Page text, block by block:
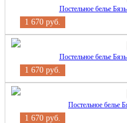
Постельное белье
1 670 руб.
Постельное белье
1 670 руб.
Постельное белье
1 670 руб.